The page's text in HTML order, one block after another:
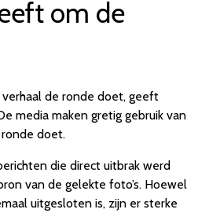
om de
de ronde doet, geeft
media maken gretig gebruik van
doet.
die direct uitbrak werd
van de gelekte foto’s. Hoewel
uitgesloten is, zijn er sterke